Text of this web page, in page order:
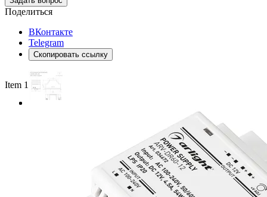
Поделиться
ВКонтакте
Telegram
Скопировать ссылку
Item 1 of 2